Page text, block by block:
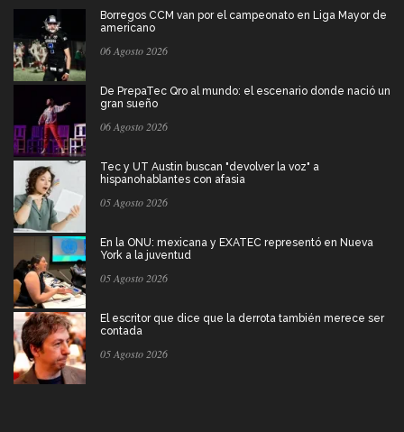
Borregos CCM van por el campeonato en Liga Mayor de
americano
06 Agosto 2026
De PrepaTec Qro al mundo: el escenario donde nació un
gran sueño
06 Agosto 2026
Tec y UT Austin buscan "devolver la voz" a
hispanohablantes con afasia
05 Agosto 2026
En la ONU: mexicana y EXATEC representó en Nueva
York a la juventud
05 Agosto 2026
El escritor que dice que la derrota también merece ser
contada
05 Agosto 2026